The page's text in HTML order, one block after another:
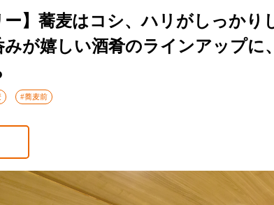
ー】蕎麦はコシ、ハリがしっかり
が嬉しい酒肴のラインアップに
#蕎麦前